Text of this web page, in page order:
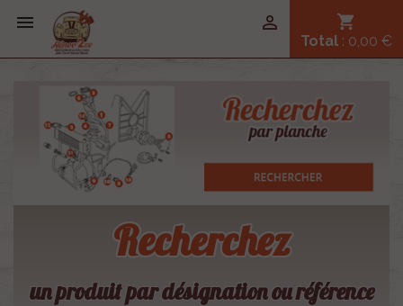
 shopping_cart
Total : 0,00 €

Recherchez
un produit par désignation ou référence